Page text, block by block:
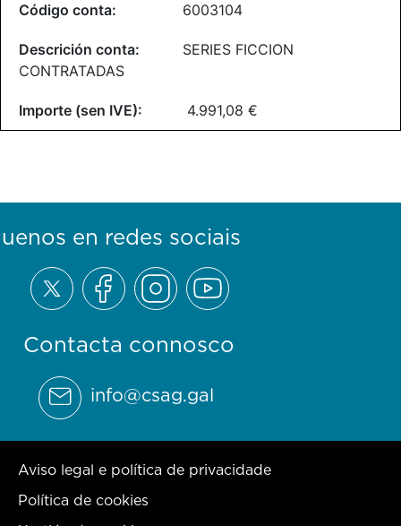
6003104
SERIES FICCION
CONTRATADAS
4.991,08 €
Contacta connosco
info@csag.gal
en redes sociais
Aviso legal e política de privacidade
Política de cookies